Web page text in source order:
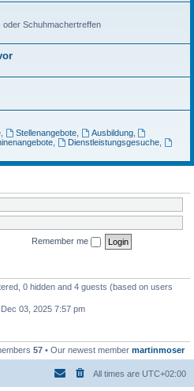
Schuhmachertreffen
, Stellenangebote, Ausbildung,
, Dienstleistungsgesuche,
Remember me
0 hidden and 4 guests (based on users
03, 2025 7:57 pm
57 • Our newest member martinmoser
All times are UTC+02:00